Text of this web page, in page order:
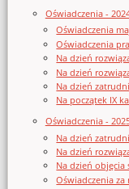
Oświadczenia -
Oświadczenia
Oświadczenia
Na dzień
Na dzień
Na dzień
Na początek IX
Oświadczenia -
Na dzień
Na dzień
Na dzień objęcia
Oświadczenia za